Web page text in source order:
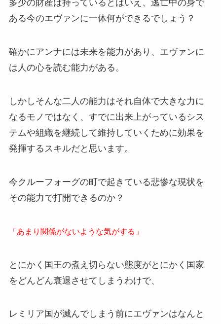
多少の財産は持っているとはいえ、逃亡中の身で
ある今のエヴァンに一体何ができるでしょう？
確かにアンナには未来を能力があり、エヴァンに
は人の心を読む能力がある。
しかしそんな二人の能力はそれ自体で大きな力に
なるモノではなく、すでに出来上がっているシス
テムや組織を継続して維持していくために効果を
発揮するスキルだと思います。
今クルーフォーグの町で起きている悲惨な現状を
その能力で打開できるのか？
「あまり関係がないような気がする」
とにかく国王の煮え切らない態度がとにかく国家
をどんどん衰退させてしまうわけで、
レミリア国が滅んでしまう前にエヴァンはなんと